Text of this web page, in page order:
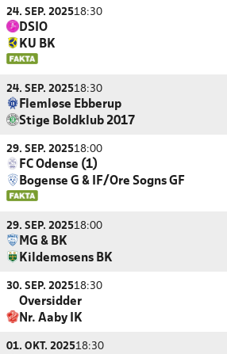
24. SEP. 202518:30
DSIO
KU BK
24. SEP. 202518:30
Flemløse Ebberup
Stige Boldklub 2017
29. SEP. 202518:00
FC Odense (1)
Bogense G & IF/Ore Sogns GF
29. SEP. 202518:00
MG & BK
Kildemosens BK
30. SEP. 202518:30
Oversidder
Nr. Aaby IK
01. OKT. 202518:30